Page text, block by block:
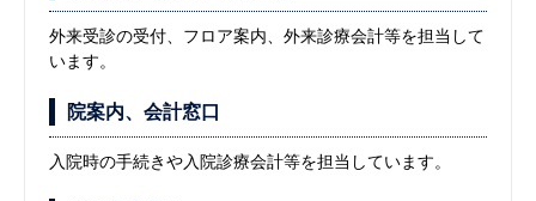
外来受診の受付、フロア案内、外来診療会計等を担当して
います。
院案内、会計窓口
入院時の手続きや入院診療会計等を担当しています。